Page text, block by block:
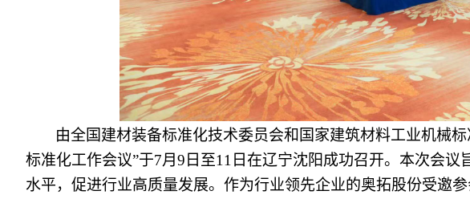
由全国建材装备标准化技术委员会和国家建筑材料工业机械
标准化工作会议”于7月9日至11日在辽宁沈阳成功召开。本次会
水平，促进行业高质量发展。作为行业领先企业的奥拓股份受邀